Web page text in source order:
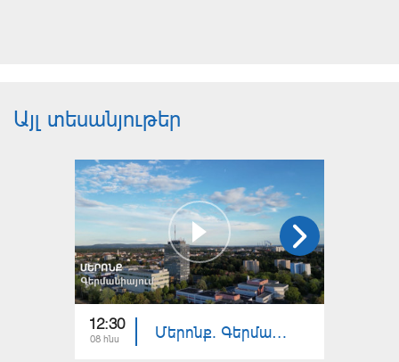
Այլ տեսանյութեր
12:30
08 հնս Մերոնք. Գերմանիայում